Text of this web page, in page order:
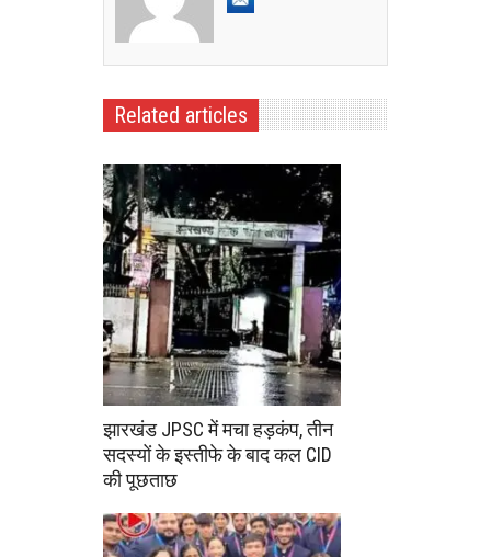
Related articles
झारखंड JPSC में मचा हड़कंप, तीन
सदस्यों के इस्तीफे के बाद कल CID
की पूछताछ